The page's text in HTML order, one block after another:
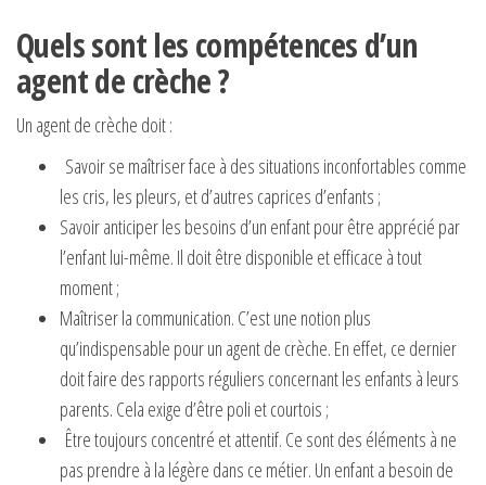
Quels sont les compétences d’un
agent de crèche ?
Un agent de crèche doit :
Savoir se maîtriser face à des situations inconfortables comme
les cris, les pleurs, et d’autres caprices d’enfants ;
Savoir anticiper les besoins d’un enfant pour être apprécié par
l’enfant lui-même. Il doit être disponible et efficace à tout
moment ;
Maîtriser la communication. C’est une notion plus
qu’indispensable pour un agent de crèche. En effet, ce dernier
doit faire des rapports réguliers concernant les enfants à leurs
parents. Cela exige d’être poli et courtois ;
Être toujours concentré et attentif. Ce sont des éléments à ne
pas prendre à la légère dans ce métier. Un enfant a besoin de